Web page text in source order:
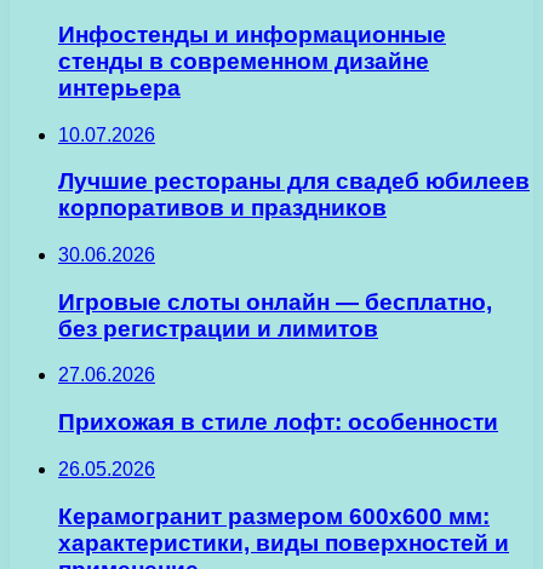
Инфостенды и информационные
стенды в современном дизайне
интерьера
10.07.2026
Лучшие рестораны для свадеб юбилеев
корпоративов и праздников
30.06.2026
Игровые слоты онлайн — бесплатно,
без регистрации и лимитов
27.06.2026
Прихожая в стиле лофт: особенности
26.05.2026
Керамогранит размером 600х600 мм:
характеристики, виды поверхностей и